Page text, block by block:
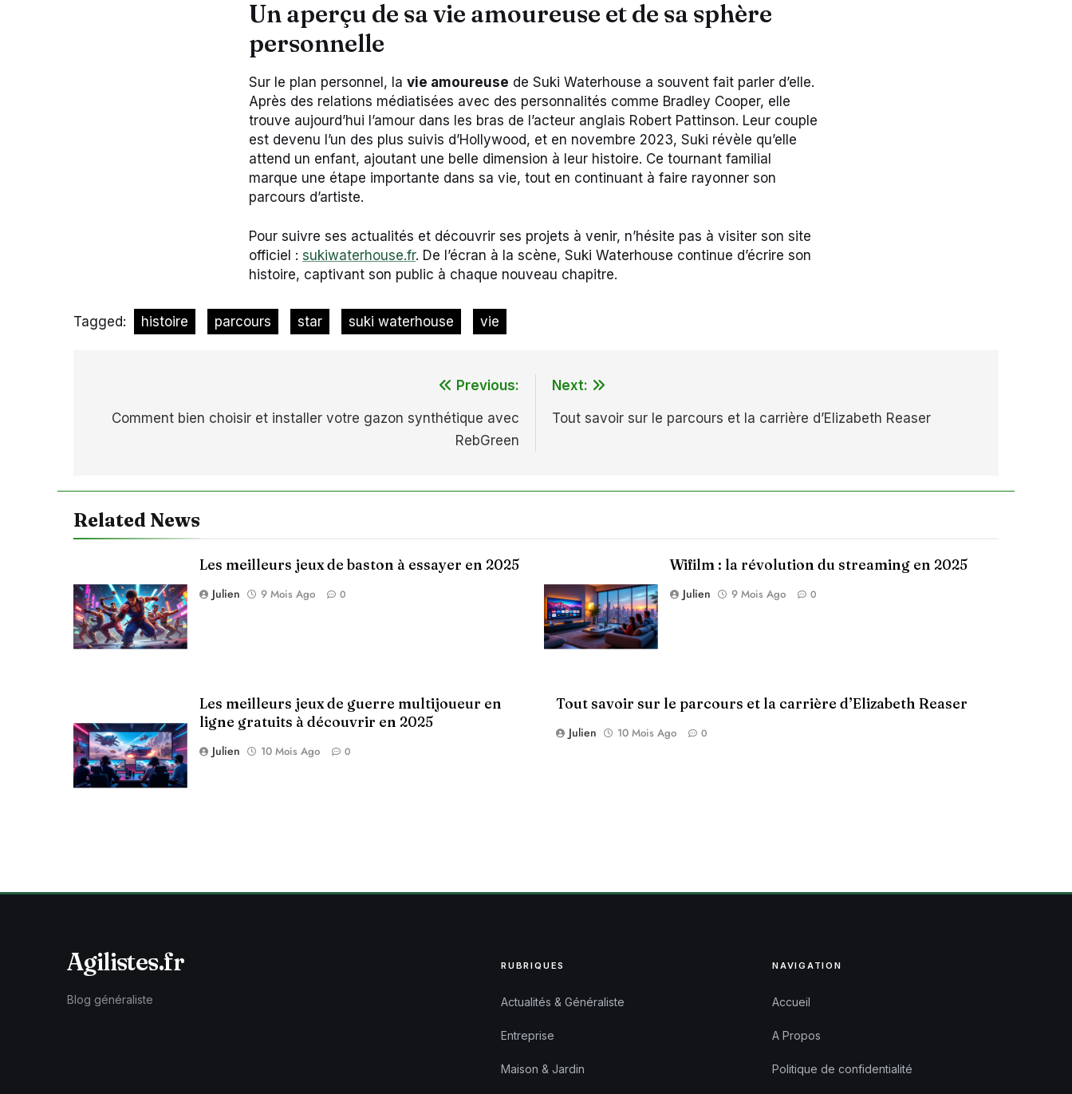
Un aperçu de sa vie amoureuse et de sa sphère
personnelle
Sur le plan personnel, la vie amoureuse de Suki Waterhouse a souvent fait parler d’elle.
Après des relations médiatisées avec des personnalités comme Bradley Cooper, elle
trouve aujourd’hui l’amour dans les bras de l’acteur anglais Robert Pattinson. Leur couple
est devenu l’un des plus suivis d’Hollywood, et en novembre 2023, Suki révèle qu’elle
attend un enfant, ajoutant une belle dimension à leur histoire. Ce tournant familial
marque une étape importante dans sa vie, tout en continuant à faire rayonner son
parcours d’artiste.
Pour suivre ses actualités et découvrir ses projets à venir, n’hésite pas à visiter son site
officiel : sukiwaterhouse.fr. De l’écran à la scène, Suki Waterhouse continue d’écrire son
histoire, captivant son public à chaque nouveau chapitre.
Tagged: histoire parcours star suki waterhouse vie
Previous:
Comment bien choisir et installer votre gazon synthétique avec
RebGreen
Next:
Tout savoir sur le parcours et la carrière d’Elizabeth Reaser
Related News
Les meilleurs jeux de baston à essayer en 2025
Julien 9 Mois Ago 0
Wifilm : la révolution du streaming en 2025
Julien 9 Mois Ago 0
Les meilleurs jeux de guerre multijoueur en
ligne gratuits à découvrir en 2025
Julien 10 Mois Ago 0
Tout savoir sur le parcours et la carrière d’Elizabeth Reaser
Julien 10 Mois Ago 0
Agilistes.fr
Blog généraliste
RUBRIQUES
Actualités & Généraliste
Entreprise
Maison & Jardin
NAVIGATION
Accueil
A Propos
Politique de confidentialité